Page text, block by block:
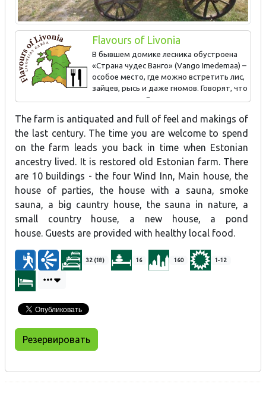
Flavours of Livonia
В бывшем домике лесника обустроена
«Страна чудес Ванго» (Vango Imedemaa) –
особое место, где можно встретить лис,
зайцев, рысь и даже гномов. Говорят, что
здесь можно увидеть и русалок... Гостям предлагаются
The farm is antiquated and full of feel and makings of
the last century. The time you are welcome to spend
on the farm leads you back in time when Estonian
ancestry lived. It is restored old Estonian farm. There
are 10 buildings - the four Wind Inn, Main house, the
house of parties, the house with a sauna, smoke
sauna, a big cauntry house, the sauna in nature, a
small country house, a new house, a pond
house. Guests are provided with healthy local food.
32 (18) 16 160 1-12
Резервировать